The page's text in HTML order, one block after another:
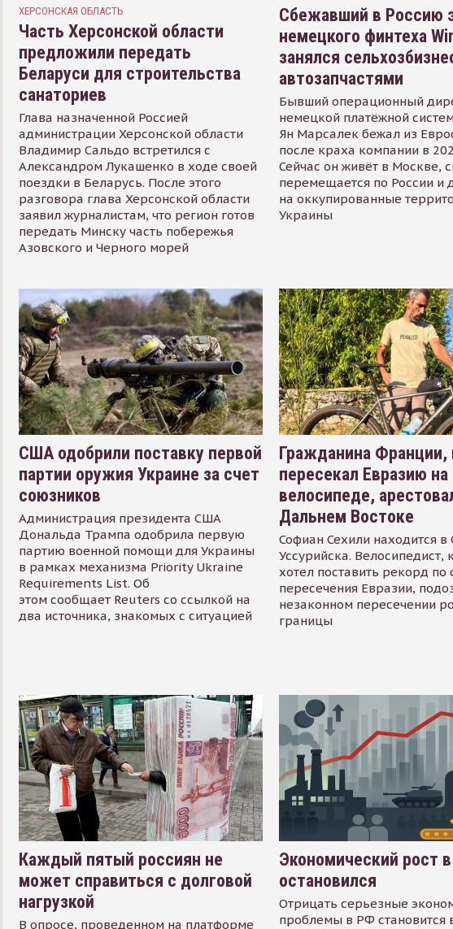
ХЕРСОНСКАЯ ОБЛАСТЬ
Часть Херсонской области
предложили передать
Беларуси для строительства
санаториев
Глава назначенной Россией
администрации Херсонской области
Владимир Сальдо встретился с
Александром Лукашенко в ходе своей
поездки в Беларусь. После этого
разговора глава Херсонской области
заявил журналистам, что регион готов
передать Минску часть побережья
Азовского и Черного морей
Сбежавший в Россию
немецкого финтеха
занялся
автозапчастями
Бывший операционный
немецкой платёжной
Ян Марсалек бежал из
после краха компании в
Сейчас он живёт в Москве,
перемещается по России и
на оккупированные
Украины
США одобрили поставку первой
партии оружия Украине за счет
союзников
Администрация президента США
Дональда Трампа одобрила первую
партию военной помощи для Украины
в рамках механизма Priority Ukraine
Requirements List. Об
этом сообщает Reuters со ссылкой на
два источника, знакомых с ситуацией
Гражданина Франции,
пересекал Евразию на
велосипеде,
Дальнем Востоке
Софиан Сехили находится в
Уссурийска. Велосипедист,
хотел поставить рекорд по
пересечения Евразии,
незаконном пересечении
границы
Каждый пятый россиян не
может справиться с долговой
нагрузкой
В опросе, проведенном на платформе
Экономический рост
остановился
Отрицать серьезные
проблемы в РФ становится